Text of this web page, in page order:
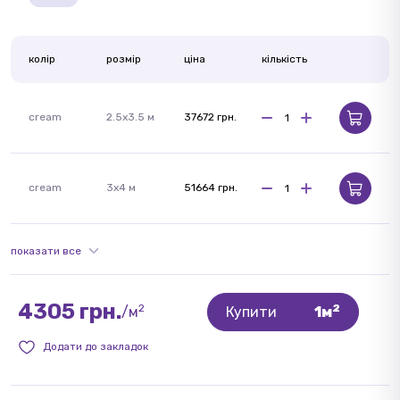
колір розмір ціна кількість
cream 2.5x3.5 м 37672 грн.
cream 3x4 м 51664 грн.
показати все
4305 грн./м2 Купити 1м2
Додати до закладок